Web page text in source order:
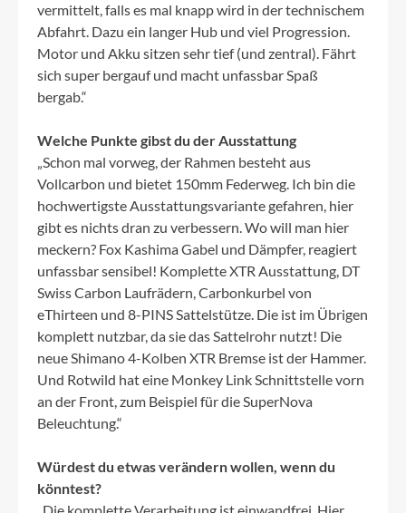
vermittelt, falls es mal knapp wird in der technischem
Abfahrt. Dazu ein langer Hub und viel Progression.
Motor und Akku sitzen sehr tief (und zentral). Fährt
sich super bergauf und macht unfassbar Spaß
bergab.“
Welche Punkte gibst du der Ausstattung
„Schon mal vorweg, der Rahmen besteht aus
Vollcarbon und bietet 150mm Federweg. Ich bin die
hochwertigste Ausstattungsvariante gefahren, hier
gibt es nichts dran zu verbessern. Wo will man hier
meckern? Fox Kashima Gabel und Dämpfer, reagiert
unfassbar sensibel! Komplette XTR Ausstattung, DT
Swiss Carbon Laufrädern, Carbonkurbel von
eThirteen und 8-PINS Sattelstütze. Die ist im Übrigen
komplett nutzbar, da sie das Sattelrohr nutzt! Die
neue Shimano 4-Kolben XTR Bremse ist der Hammer.
Und Rotwild hat eine Monkey Link Schnittstelle vorn
an der Front, zum Beispiel für die SuperNova
Beleuchtung.“
Würdest du etwas verändern wollen, wenn du
könntest?